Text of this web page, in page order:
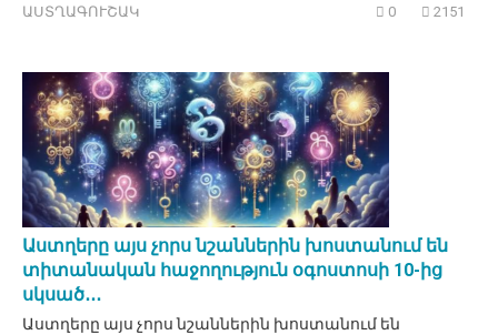
ԱՍՏՂԱԳՈՒՇԱԿ 0 2151
Աստղերը այս չորս նշաններին խոստանում են
տիտանական հաջողություն օգոստոսի 10-ից
սկսած․․․
Աստղերը այս չորս նշաններին խոստանում են